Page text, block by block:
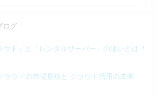
ログ
ウド」と「レンタルサーバー」の違いとは？
ラウドの市場規模と クラウド活用の未来